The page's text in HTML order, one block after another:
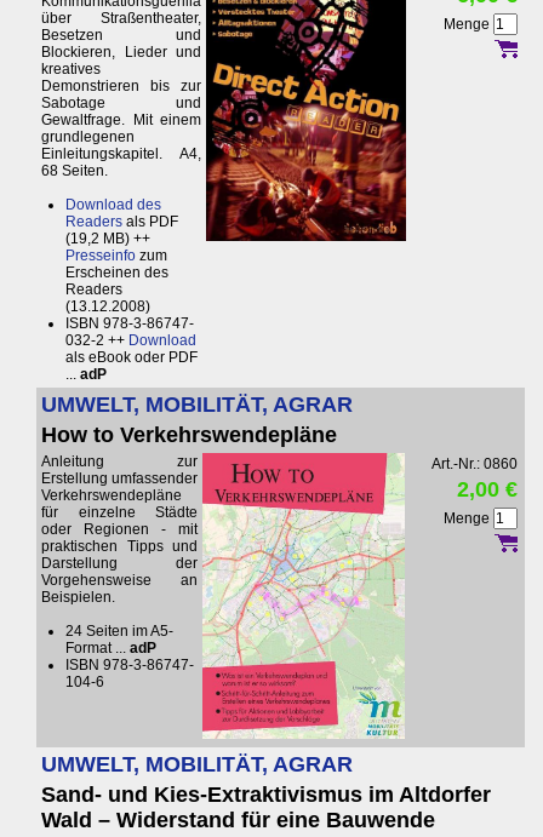
über Straßentheater,
Besetzen und
Blockieren, Lieder und
kreatives
Demonstrieren bis zur
Sabotage und
Gewaltfrage. Mit einem
grundlegenen
Einleitungskapitel. A4,
68 Seiten.
Download des
Readers als PDF
(19,2 MB) ++
Presseinfo zum
Erscheinen des
Readers
(13.12.2008)
ISBN 978-3-86747-
032-2 ++ Download
als eBook oder PDF
... adP
Menge
UMWELT, MOBILITÄT, AGRAR
How to Verkehrswendepläne
Anleitung zur
Erstellung umfassender
Verkehrswendepläne
für einzelne Städte
oder Regionen - mit
praktischen Tipps und
Darstellung der
Vorgehensweise an
Beispielen.
24 Seiten im A5-
Format ... adP
ISBN 978-3-86747-
104-6
Art.-Nr.: 0860
2,00 €
Menge
UMWELT, MOBILITÄT, AGRAR
Sand- und Kies-Extraktivismus im Altdorfer
Wald – Widerstand für eine Bauwende